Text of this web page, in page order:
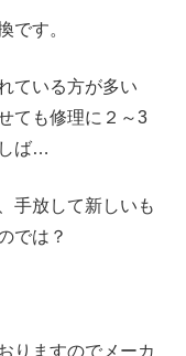
です。
ている方が多い
ても修理に２～3
ば…
手放して新しいも
では？
りますのでメーカ